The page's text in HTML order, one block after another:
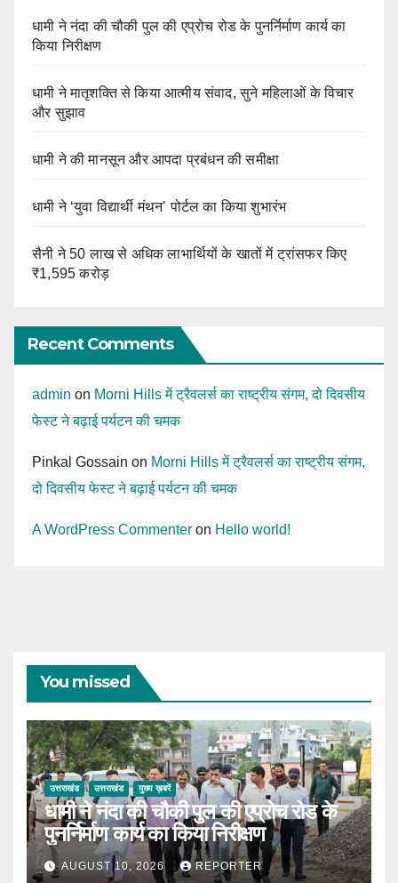
धामी ने नंदा की चौकी पुल की एप्रोच रोड के पुनर्निर्माण कार्य का
किया निरीक्षण
धामी ने मातृशक्ति से किया आत्मीय संवाद, सुने महिलाओं के विचार
और सुझाव
धामी ने की मानसून और आपदा प्रबंधन की समीक्षा
धामी ने ‘युवा विद्यार्थी मंथन’ पोर्टल का किया शुभारंभ
सैनी ने 50 लाख से अधिक लाभार्थियों के खातों में ट्रांसफर किए
₹1,595 करोड़
Recent Comments
admin on Morni Hills में ट्रैवलर्स का राष्ट्रीय संगम, दो दिवसीय
फेस्ट ने बढ़ाई पर्यटन की चमक
Pinkal Gossain on Morni Hills में ट्रैवलर्स का राष्ट्रीय संगम,
दो दिवसीय फेस्ट ने बढ़ाई पर्यटन की चमक
A WordPress Commenter on Hello world!
You missed
उत्तराखंड उत्तराखंड मुख्य ख़बरें
धामी ने नंदा की चौकी पुल की एप्रोच रोड के
पुनर्निर्माण कार्य का किया निरीक्षण
AUGUST 10, 2026 REPORTER